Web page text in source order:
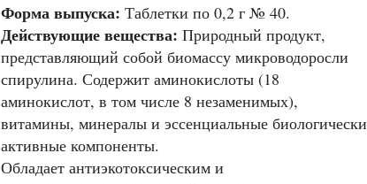
Форма выпуска: Таблетки по 0,2 г № 40.
Действующие вещества: Природный продукт,
представляющий собой биомассу микроводоросли
спирулина. Содержит аминокислоты (18
аминокислот, в том числе 8 незаменимых),
витамины, минералы и эссенциальные биологически
активные компоненты.
Обладает антиэкотоксическим и